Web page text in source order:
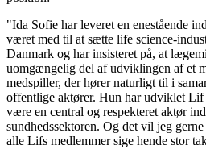
"Ida Sofie har leveret en enestående
været med til at sætte life science-
Danmark og har insisteret på, at
uomgængelig del af udviklingen af et
medspiller, der hører naturligt til i
offentlige aktører. Hun har udviklet
være en central og respekteret aktør
sundhedssektoren. Og det vil jeg
alle Lifs medlemmer sige hende stor